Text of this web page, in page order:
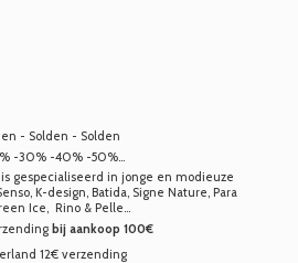
- Solden - Solden
-30% -40% -50%...
is gespecialiseerd in jonge en modieuze
K-design, Batida, Signe Nature, Para
Ice, Rino & Pelle...
bij aankoop 100€
12€ verzending